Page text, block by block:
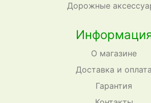
Дорожные
О магазине
Доставка и оплата
Гарантия